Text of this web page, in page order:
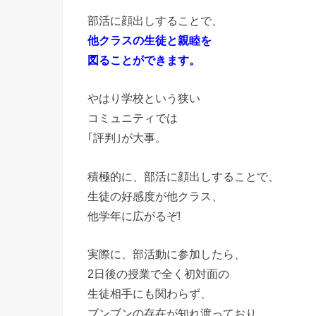
部活に顔出しすることで、
他クラスの生徒と親睦を
図ることができます。
やはり学校という狭い
コミュニティでは
｢評判｣が大事。
積極的に、部活に顔出しすることで、
生徒の好感度が他クラス、
他学年に広がるぞ!
実際に、部活動に参加したら、
2日後の授業で全く初対面の
生徒相手にも関わらず、
ブンブンの存在が知れ渡っており